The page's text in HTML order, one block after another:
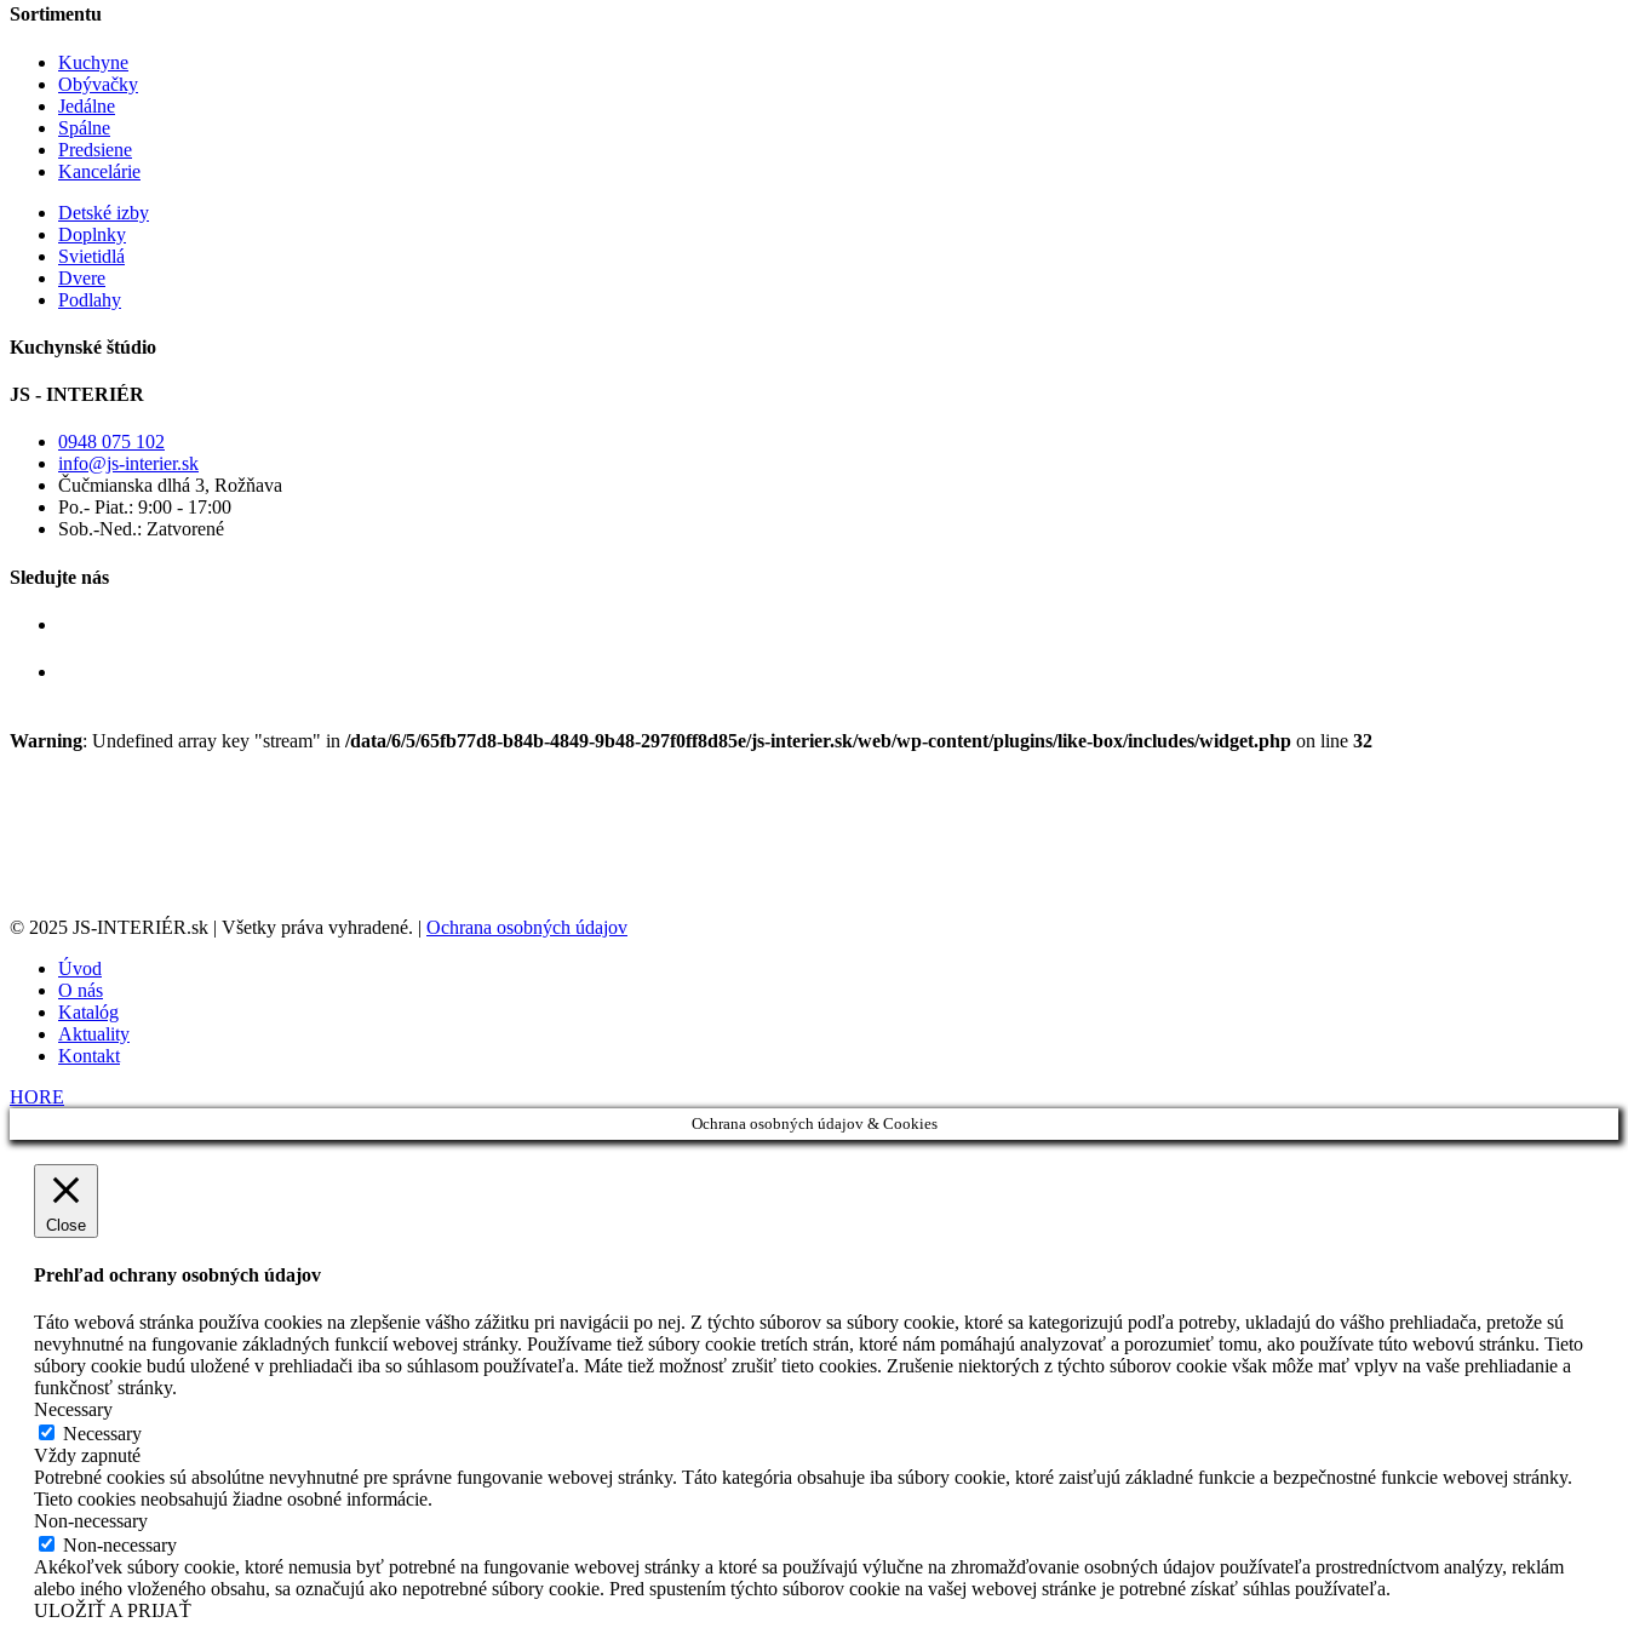
Sortimentu
Kuchyne
Obývačky
Jedálne
Spálne
Predsiene
Kancelárie
Detské izby
Doplnky
Svietidlá
Dvere
Podlahy
Kuchynské štúdio
JS - INTERIÉR
0948 075 102
info@js-interier.sk
Čučmianska dlhá 3, Rožňava
Po.- Piat.: 9:00 - 17:00
Sob.-Ned.: Zatvorené
Sledujte nás
Warning: Undefined array key "stream" in /data/6/5/65fb77d8-b84b-4849-9b48-297f0ff8d85e/js-interier.sk/web/wp-content/plugins/like-box/includes/widget.php on line 32
© 2025 JS-INTERIÉR.sk | Všetky práva vyhradené. | Ochrana osobných údajov
Úvod
O nás
Katalóg
Aktuality
Kontakt
HORE
Ochrana osobných údajov & Cookies
Close
Prehľad ochrany osobných údajov
Táto webová stránka používa cookies na zlepšenie vášho zážitku pri navigácii po nej. Z týchto súborov sa súbory cookie, ktoré sa kategorizujú podľa potreby, ukladajú do vášho prehliadača, pretože sú
nevyhnutné na fungovanie základných funkcií webovej stránky. Používame tiež súbory cookie tretích strán, ktoré nám pomáhajú analyzovať a porozumieť tomu, ako používate túto webovú stránku. Tieto
súbory cookie budú uložené v prehliadači iba so súhlasom používateľa. Máte tiež možnosť zrušiť tieto cookies. Zrušenie niektorých z týchto súborov cookie však môže mať vplyv na vaše prehliadanie a
funkčnosť stránky.
Necessary
Necessary
Vždy zapnuté
Potrebné cookies sú absolútne nevyhnutné pre správne fungovanie webovej stránky. Táto kategória obsahuje iba súbory cookie, ktoré zaisťujú základné funkcie a bezpečnostné funkcie webovej stránky.
Tieto cookies neobsahujú žiadne osobné informácie.
Non-necessary
Non-necessary
Akékoľvek súbory cookie, ktoré nemusia byť potrebné na fungovanie webovej stránky a ktoré sa používajú výlučne na zhromažďovanie osobných údajov používateľa prostredníctvom analýzy, reklám
alebo iného vloženého obsahu, sa označujú ako nepotrebné súbory cookie. Pred spustením týchto súborov cookie na vašej webovej stránke je potrebné získať súhlas používateľa.
ULOŽIŤ A PRIJAŤ